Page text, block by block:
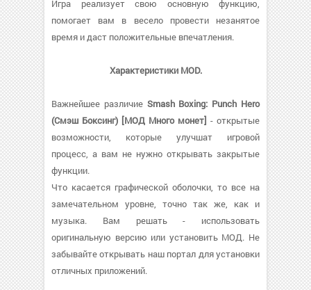
Игра реализует свою основную функцию,
помогает вам в весело провести незанятое
время и даст положительные впечатления.
Характеристики MOD.
Важнейшее различие Smash Boxing: Punch Hero
(Смэш Боксинг) [МОД Много монет] - открытые
возможности, которые улучшат игровой
процесс, а вам не нужно открывать закрытые
функции.
Что касается графической оболочки, то все на
замечательном уровне, точно так же, как и
музыка. Вам решать - использовать
оригинальную версию или установить МОД. Не
забывайте открывать наш портал для установки
отличных приложений.